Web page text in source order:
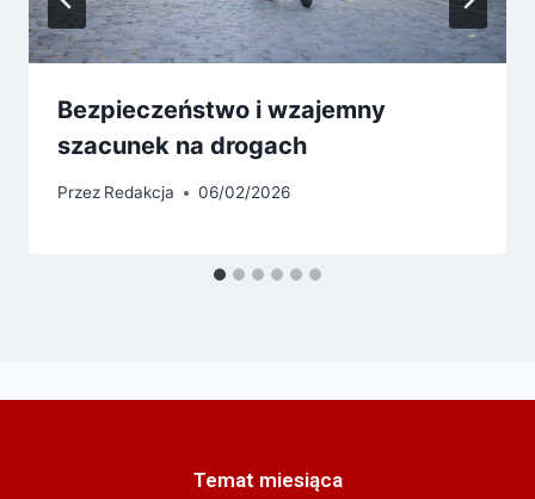
Bezpieczeństwo i wzajemny
szacunek na drogach
Przez Redakcja 06/02/2026
Temat miesiąca